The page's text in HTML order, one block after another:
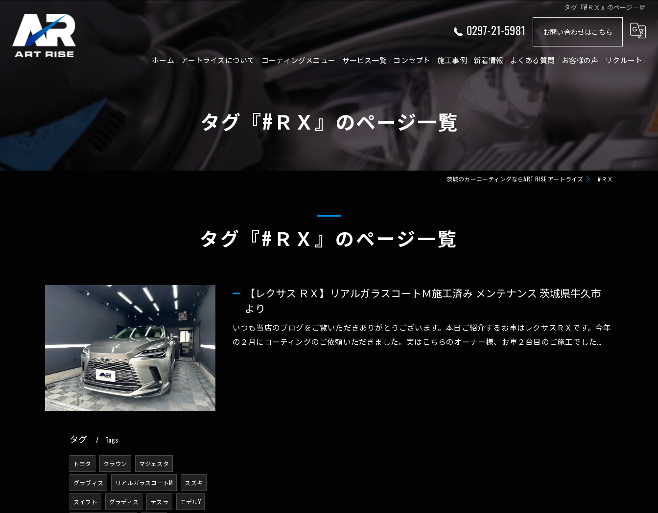
タグ『#ＲＸ』のページ一覧
0297-21-5981 お問い合わせはこちら
ホーム アートライズについて
アクセス
コーティングメニュー
【新車向け】オススメコーティング剤
GTECHNIQセラミックコーティング
gravice
サービス一覧
ルームクリーニング・消臭
ヘッドライトリペア
ガラス関連
コンセプト 施工事例 新着情報 よくある質問 お客様の声 リクルート
タグ『#ＲＸ』のページ一覧
茨城のカーコーティングならART RISE アートライズ #ＲＸ
タグ『#ＲＸ』のページ一覧
【レクサス ＲＸ】リアルガラスコートＭ施工済み メンテナンス 茨城県牛久市
より
いつも当店のブログをご覧いただきありがとうございます。本日ご紹介するお車はレクサスＲＸです。今年
の２月にコーティングのご依頼いただきました。実はこちらのオーナー様、お車２台目のご施工でした…
タグ Tags
トヨタ クラウン マジェスタ
グラヴィス リアルガラスコートM スズキ
スイフト グラディス テスラ モデルY